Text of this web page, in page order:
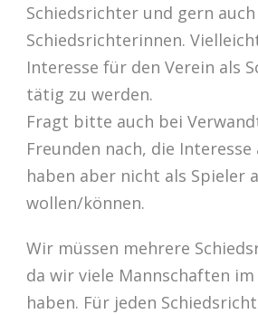
Schiedsrichter und gern auch
Schiedsrichterinnen.
Interesse für den Verein als
tätig zu werden.
Fragt bitte auch bei
Freunden nach, die
haben aber nicht als Spieler
wollen/können.
Wir müssen mehrere
da wir viele Mannschaften
haben. Für jeden